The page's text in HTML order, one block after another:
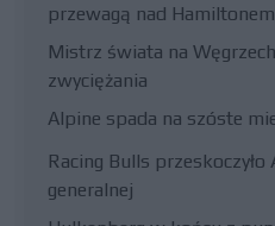
przewagą nad Hamiltonem
Mistrz świata na
zwyciężania
Alpine spada na szóste
Racing Bulls
generalnej